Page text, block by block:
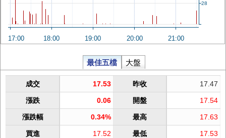
17:00 18:00 19:00 20:00 21:00
28
最佳五檔 大盤
成交 17.53 昨收 17.47
漲跌 0.06 開盤 17.54
漲跌幅 0.34% 最高 17.63
買進 17.52 最低 17.53